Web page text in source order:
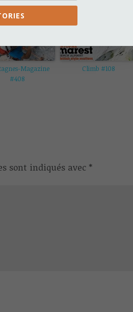
Magazine
#408
Climb #108
sont indiqués avec *